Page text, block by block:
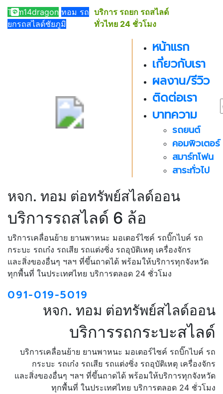
Tom14dragon ทอม รถ
ยกรถสไลด์ชัยภูมิ
บริการ รถยก รถสไลด์
ทั่วไทย 24 ชั่วโมง
หน้าแรก
เกี่ยวกับเรา
ผลงาน/รีวิว
ติดต่อเรา
บาทความ
รถยนต์
คอมพิวเตอร์
สมาร์ทโฟน
สาระทั่วไป
หจก. ทอม ต่อทรัพย์สไลด์ออน
บริการรถสไลด์ 6 ล้อ
บริการเคลื่อนย้าย ยานพาหนะ มอเตอร์ไซค์ รถบิ๊กไบค์ รถ
กระบะ รถเก๋ง รถเสีย รถแต่งซิ่ง รถอุบัติเหตุ เครื่องจักร
และสิ่งของอื่นๆ ฯลฯ ที่ขึ้นถาดได้ พร้อมให้บริการทุกจังหวัด
ทุกพื้นที่ ในประเทศไทย บริการตลอด 24 ชั่วโมง
091-019-5019
หจก. ทอม ต่อทรัพย์สไลด์ออน
บริการรถกระบะสไลด์
บริการเคลื่อนย้าย ยานพาหนะ มอเตอร์ไซค์ รถบิ๊กไบค์ รถ
กระบะ รถเก๋ง รถเสีย รถแต่งซิ่ง รถอุบัติเหตุ เครื่องจักร
และสิ่งของอื่นๆ ฯลฯ ที่ขึ้นถาดได้ พร้อมให้บริการทุกจังหวัด
ทุกพื้นที่ ในประเทศไทย บริการตลอด 24 ชั่วโมง